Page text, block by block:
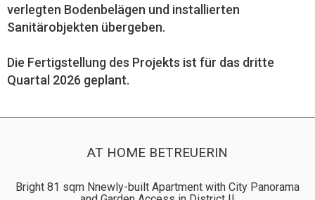
verlegten Bodenbelägen und installierten
Sanitärobjekten übergeben.
Die Fertigstellung des Projekts ist für das dritte
Quartal 2026 geplant.
AT HOME BETREUERIN
Bright 81 sqm Nnewly-built Apartment with City Panorama